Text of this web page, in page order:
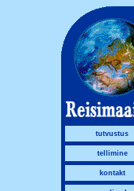
tutvustus
tellimine
kontakt